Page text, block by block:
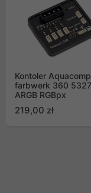
Kontoler
farbwerk 360
ARGB RGBpx
219,00 zł